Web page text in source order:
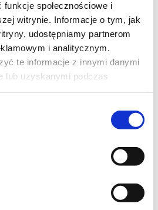
społecznościowe i
witrynie. Informacje o tym, jak
udostępniamy partnerom
i analitycznym.
te informacje z innymi danymi
lub uzyskanymi podczas
W
mityczny Astralny Kompas, który
Złotego Miasta rodem...